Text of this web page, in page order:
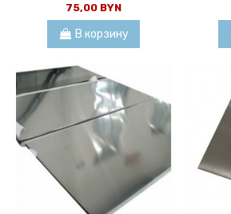
75,00 BYN
В корзину